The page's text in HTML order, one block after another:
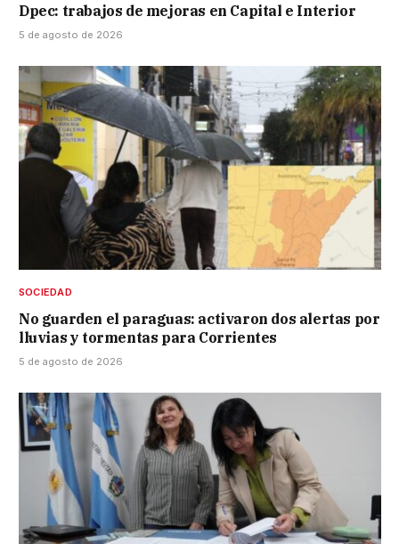
Dpec: trabajos de mejoras en Capital e Interior
5 de agosto de 2026
SOCIEDAD
No guarden el paraguas: activaron dos alertas por
lluvias y tormentas para Corrientes
5 de agosto de 2026